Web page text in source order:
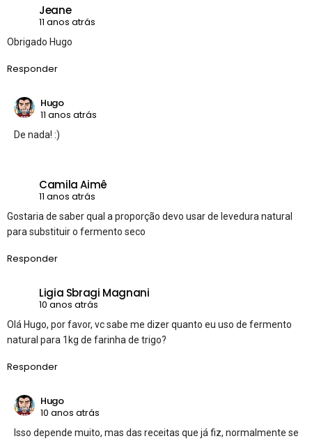
Jeane
11 anos atrás
Obrigado Hugo
Responder
Hugo
11 anos atrás
De nada! :)
Camila Aimê
11 anos atrás
Gostaria de saber qual a proporção devo usar de levedura natural
para substituir o fermento seco
Responder
Ligia Sbragi Magnani
10 anos atrás
Olá Hugo, por favor, vc sabe me dizer quanto eu uso de fermento
natural para 1kg de farinha de trigo?
Responder
Hugo
10 anos atrás
Isso depende muito, mas das receitas que já fiz, normalmente se